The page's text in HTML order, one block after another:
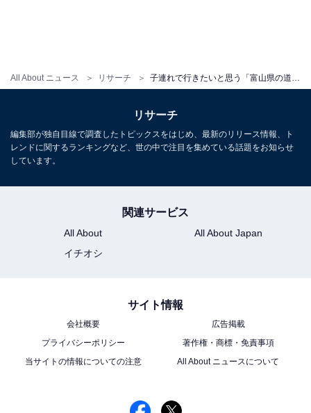
All About ニュース リサーチ
こちらもおすすめ
子連れで行きたいと思う「長野県の道の駅」ラ
【2025年調査】
1
リサーチ
編集部が独自目線で調査したトピックスをはじめ、最新のリリース情報、ト
レンドに関するランキングなど、世の中で注目を集めている話題をお知らせ
しています。
関連サービス
All About
All About Japan
イチオシ
サイト情報
会社概要
広告掲載
プライバシーポリシー
著作権・商標・免責事項
当サイトの情報についての注意
All About ニュースについて